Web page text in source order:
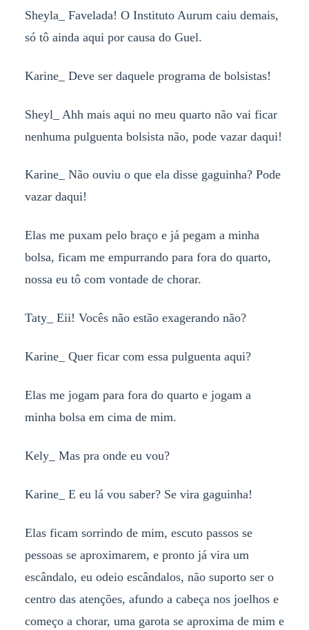
Sheyla_ Favelada! O Instituto Aurum caiu demais,
só tô ainda aqui por causa do Guel.
Karine_ Deve ser daquele programa de bolsistas!
Sheyl_ Ahh mais aqui no meu quarto não vai ficar
nenhuma pulguenta bolsista não, pode vazar daqui!
Karine_ Não ouviu o que ela disse gaguinha? Pode
vazar daqui!
Elas me puxam pelo braço e já pegam a minha
bolsa, ficam me empurrando para fora do quarto,
nossa eu tô com vontade de chorar.
Taty_ Eii! Vocês não estão exagerando não?
Karine_ Quer ficar com essa pulguenta aqui?
Elas me jogam para fora do quarto e jogam a
minha bolsa em cima de mim.
Kely_ Mas pra onde eu vou?
Karine_ E eu lá vou saber? Se vira gaguinha!
Elas ficam sorrindo de mim, escuto passos se
pessoas se aproximarem, e pronto já vira um
escândalo, eu odeio escândalos, não suporto ser o
centro das atenções, afundo a cabeça nos joelhos e
começo a chorar, uma garota se aproxima de mim e